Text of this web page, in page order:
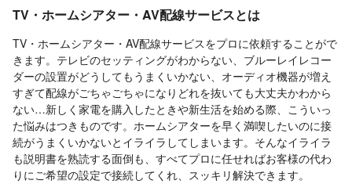
TV・ホームシアター・AV配線サービスとは
TV・ホームシアター・AV配線サービスをプロに依頼することがで
きます。テレビのセッティングがわからない、ブルーレイレコー
ダーの設置がどうしてもうまくいかない、オーディオ機器が増え
すぎて配線がごちゃごちゃになりどれを抜いても大丈夫かわから
ない…新しく家電を購入したときや新生活を始める際、こういっ
た悩みはつきものです。ホームシアターを早く満喫したいのに接
続がうまくいかないとイライラしてしまいます。そんなイライラ
も説明書を熟読する面倒も、すべてプロに任せればお客様の代わ
りにご希望の設定で接続してくれ、スッキリ解決できます。